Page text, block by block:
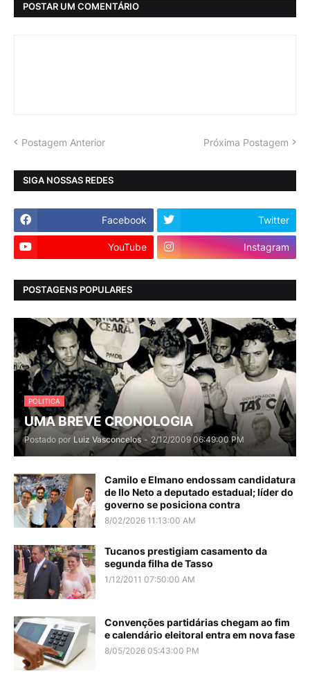
POSTAR UM COMENTÁRIO
Postagem Anterior Próxima Postagem
SIGA NOSSAS REDES
Facebook Twitter
YouTube Instagram
POSTAGENS POPULARES
POLITICA
UMA BREVE CRONOLOGIA
Postado por Luiz Vasconcelos - 2/12/2009 06:49:00 PM
Camilo e Elmano endossam candidatura
de Ilo Neto a deputado estadual; líder do
governo se posiciona contra
8/02/2026 11:13:00 AM
Tucanos prestigiam casamento da
segunda filha de Tasso
1/12/2011 07:50:00 AM
Convenções partidárias chegam ao fim
e calendário eleitoral entra em nova fase
8/05/2026 05:43:00 PM